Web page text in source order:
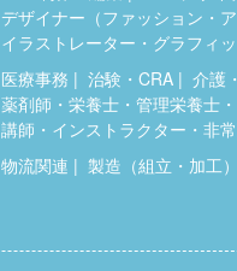
デザイナー（ファッション・
イラストレーター・グラフィ
医療事務 治験・CRA 介護
薬剤師・栄養士・管理栄養士
講師・インストラクター・非
物流関連 製造（組立・加工）